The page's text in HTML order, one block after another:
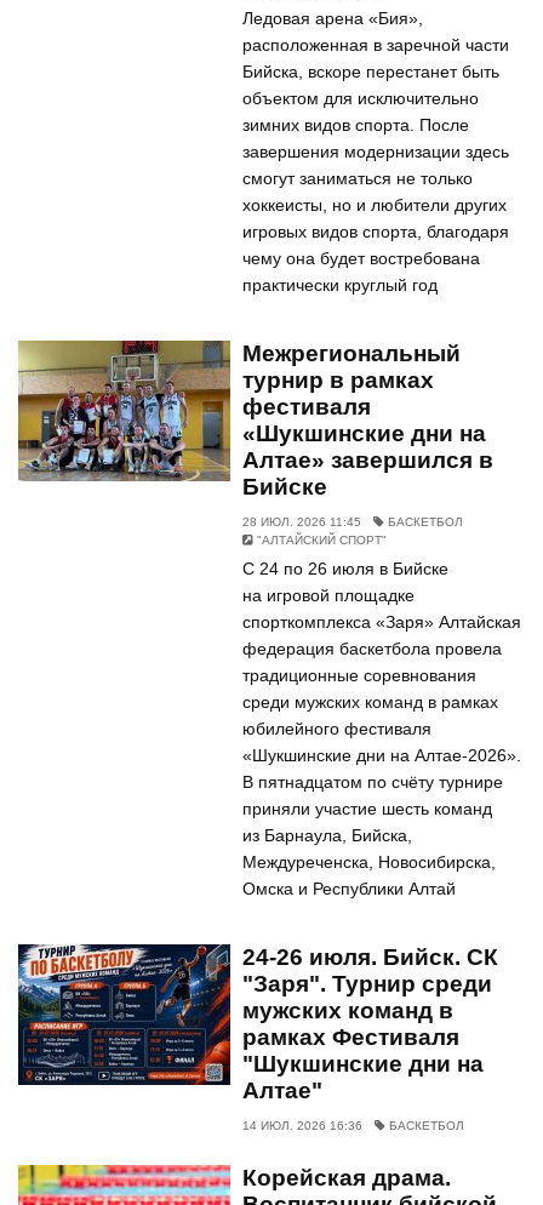
Ледовая арена «Бия»,
расположенная в заречной части
Бийска, вскоре перестанет быть
объектом для исключительно
зимних видов спорта. После
завершения модернизации здесь
смогут заниматься не только
хоккеисты, но и любители других
игровых видов спорта, благодаря
чему она будет востребована
практически круглый год
Межрегиональный
турнир в рамках
фестиваля
«Шукшинские дни на
Алтае» завершился в
Бийске
28 ИЮЛ. 2026 11:45
БАСКЕТБОЛ
"АЛТАЙСКИЙ СПОРТ"
С 24 по 26 июля в Бийске
на игровой площадке
спорткомплекса «Заря» Алтайская
федерация баскетбола провела
традиционные соревнования
среди мужских команд в рамках
юбилейного фестиваля
«Шукшинские дни на Алтае-2026».
В пятнадцатом по счёту турнире
приняли участие шесть команд
из Барнаула, Бийска,
Междуреченска, Новосибирска,
Омска и Республики Алтай
24-26 июля. Бийск. СК
"Заря". Турнир среди
мужских команд в
рамках Фестиваля
"Шукшинские дни на
Алтае"
14 ИЮЛ. 2026 16:36 БАСКЕТБОЛ
Корейская драма.